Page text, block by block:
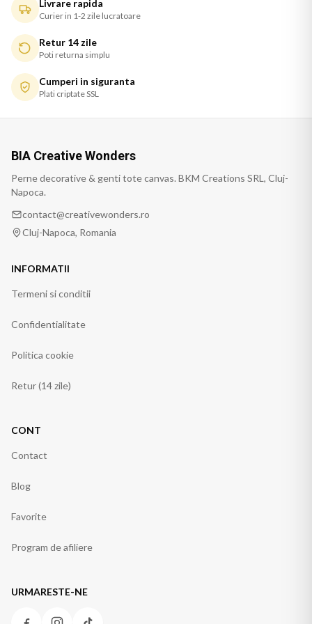
Livrare rapida
Curier in 1-2 zile lucratoare
Retur 14 zile
Poti returna simplu
Cumperi in siguranta
Plati criptate SSL
BIA Creative Wonders
Perne decorative & genti tote canvas. BKM Creations SRL, Cluj-
Napoca.
contact@creativewonders.ro
Cluj-Napoca, Romania
INFORMATII
Termeni si conditii
Confidentialitate
Politica cookie
Retur (14 zile)
CONT
Contact
Blog
Favorite
Program de afiliere
URMARESTE-NE